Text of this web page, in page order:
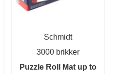
Schmidt
3000 brikker
Puzzle Roll Mat up to